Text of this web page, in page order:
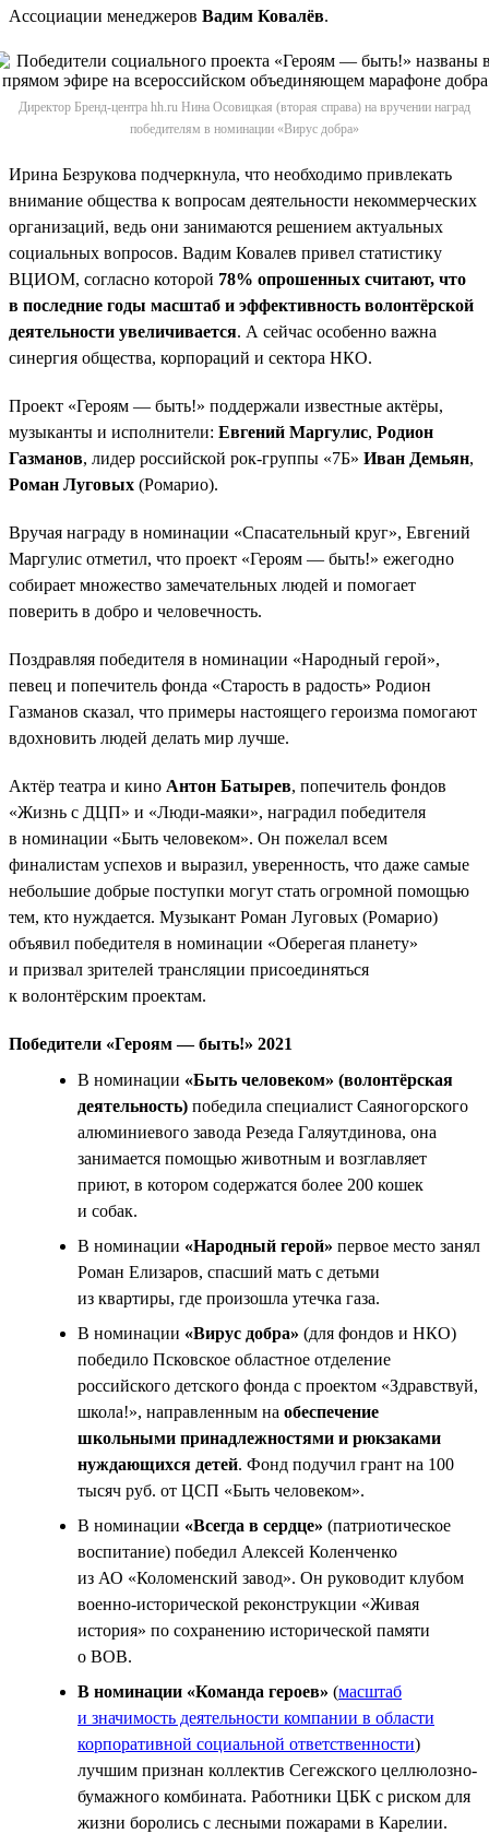
Ассоциации менеджеров Вадим Ковалёв.
Директор Бренд-центра hh.ru Нина Осовицкая (вторая справа) на вручении наград
победителям в номинации «Вирус добра»
Ирина Безрукова подчеркнула, что необходимо привлекать
внимание общества к вопросам деятельности некоммерческих
организаций, ведь они занимаются решением актуальных
социальных вопросов. Вадим Ковалев привел статистику
ВЦИОМ, согласно которой 78% опрошенных считают, что
в последние годы масштаб и эффективность волонтёрской
деятельности увеличивается. А сейчас особенно важна
синергия общества, корпораций и сектора НКО.
Проект «Героям — быть!» поддержали известные актёры,
музыканты и исполнители: Евгений Маргулис, Родион
Газманов, лидер российской рок-группы «7Б» Иван Демьян,
Роман Луговых (Ромарио).
Вручая награду в номинации «Спасательный круг», Евгений
Маргулис отметил, что проект «Героям — быть!» ежегодно
собирает множество замечательных людей и помогает
поверить в добро и человечность.
Поздравляя победителя в номинации «Народный герой»,
певец и попечитель фонда «Старость в радость» Родион
Газманов сказал, что примеры настоящего героизма помогают
вдохновить людей делать мир лучше.
Актёр театра и кино Антон Батырев, попечитель фондов
«Жизнь с ДЦП» и «Люди-маяки», наградил победителя
в номинации «Быть человеком». Он пожелал всем
финалистам успехов и выразил, уверенность, что даже самые
небольшие добрые поступки могут стать огромной помощью
тем, кто нуждается. Музыкант Роман Луговых (Ромарио)
объявил победителя в номинации «Оберегая планету»
и призвал зрителей трансляции присоединяться
к волонтёрским проектам.
Победители «Героям — быть!» 2021
В номинации «Быть человеком» (волонтёрская
деятельность) победила специалист Саяногорского
алюминиевого завода Резеда Галяутдинова, она
занимается помощью животным и возглавляет
приют, в котором содержатся более 200 кошек
и собак.
В номинации «Народный герой» первое место занял
Роман Елизаров, спасший мать с детьми
из квартиры, где произошла утечка газа.
В номинации «Вирус добра» (для фондов и НКО)
победило Псковское областное отделение
российского детского фонда с проектом «Здравствуй,
школа!», направленным на обеспечение
школьными принадлежностями и рюкзаками
нуждающихся детей. Фонд подучил грант на 100
тысяч руб. от ЦСП «Быть человеком».
В номинации «Всегда в сердце» (патриотическое
воспитание) победил Алексей Коленченко
из АО «Коломенский завод». Он руководит клубом
военно-исторической реконструкции «Живая
история» по сохранению исторической памяти
о ВОВ.
В номинации «Команда героев» (масштаб
и значимость деятельности компании в области
корпоративной социальной ответственности)
лучшим признан коллектив Сегежского целлюлозно-
бумажного комбината. Работники ЦБК с риском для
жизни боролись с лесными пожарами в Карелии.